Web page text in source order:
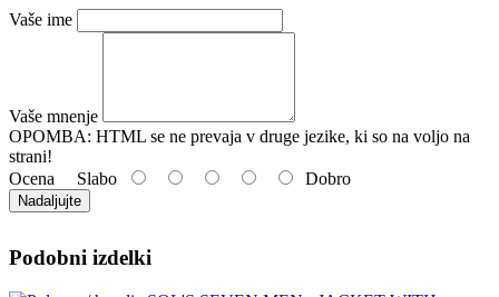
Vaše ime
Vaše mnenje
OPOMBA: HTML se ne prevaja v druge jezike, ki so na voljo na
strani!
Ocena Slabo Dobro
Nadaljujte
Podobni izdelki